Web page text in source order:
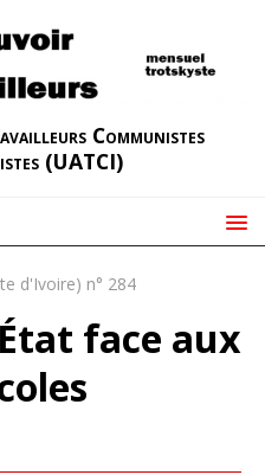
Communistes
(UATCI)
d'Ivoire) n° 284
face aux